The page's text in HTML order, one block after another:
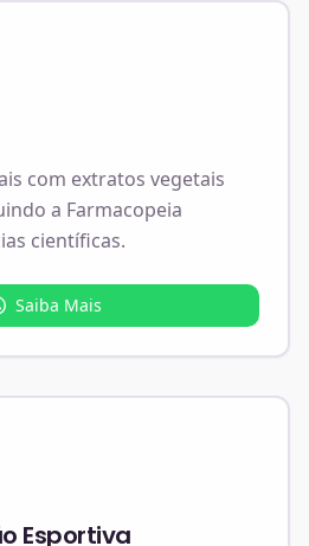
com extratos vegetais
a Farmacopeia
científicas.
Saiba Mais
Esportiva